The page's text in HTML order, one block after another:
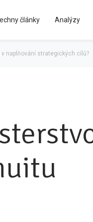
články Analýzy
Kápézetka -
naplňování strategických cílů?